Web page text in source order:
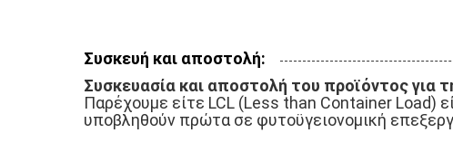
Συσκευή και αποστολή:
Συσκευασία και αποστολή του προϊόντος για
Παρέχουμε είτε LCL (Less than Container Load)
υποβληθούν πρώτα σε φυτοϋγειονομική